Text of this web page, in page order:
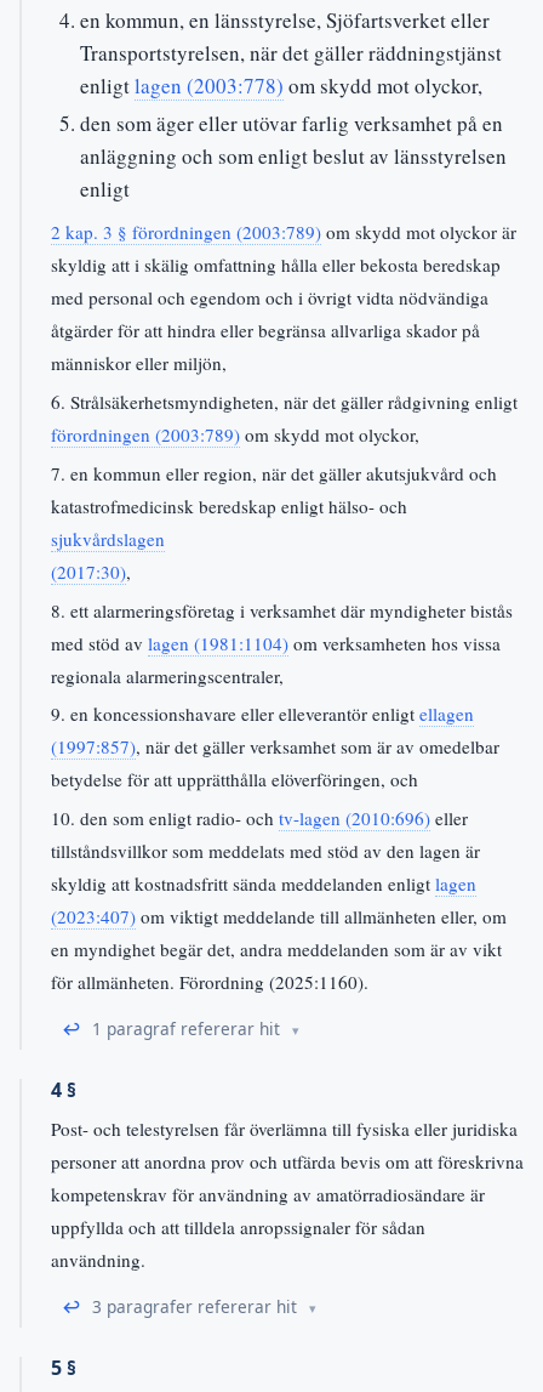
en kommun, en länsstyrelse, Sjöfartsverket eller
Transportstyrelsen, när det gäller räddningstjänst
enligtlagen (2003:778) om skydd mot olyckor,
den som äger eller utövar farlig verksamhet på en
anläggning och som enligt beslut av länsstyrelsen
enligt
2 kap. 3 § förordningen (2003:789) om skydd mot olyckor är
skyldig att i skälig omfattning hålla eller bekosta beredskap
med personal och egendom och i övrigt vidta nödvändiga
åtgärder för att hindra eller begränsa allvarliga skador på
människor eller miljön,
6. Strålsäkerhetsmyndigheten, när det gäller rådgivning enligt
förordningen (2003:789) om skydd mot olyckor,
7. en kommun eller region, när det gäller akutsjukvård och
katastrofmedicinsk beredskap enligt hälso- och
sjukvårdslagen
(2017:30),
8. ett alarmeringsföretag i verksamhet där myndigheter bistås
med stöd av lagen (1981:1104) om verksamheten hos vissa
regionala alarmeringscentraler,
9. en koncessionshavare eller elleverantör enligt ellagen
(1997:857), när det gäller verksamhet som är av omedelbar
betydelse för att upprätthålla elöverföringen, och
10. den som enligt radio- och tv-lagen (2010:696) eller
tillståndsvillkor som meddelats med stöd av den lagen är
skyldig att kostnadsfritt sända meddelanden enligt lagen
(2023:407) om viktigt meddelande till allmänheten eller, om
en myndighet begär det, andra meddelanden som är av vikt
för allmänheten. Förordning (2025:1160).
↩ 1 paragraf refererar hit
4 §
Post- och telestyrelsen får överlämna till fysiska eller juridiska
personer att anordna prov och utfärda bevis om att föreskrivna
kompetenskrav för användning av amatörradiosändare är
uppfyllda och att tilldela anropssignaler för sådan
användning.
↩ 3 paragrafer refererar hit
5 §